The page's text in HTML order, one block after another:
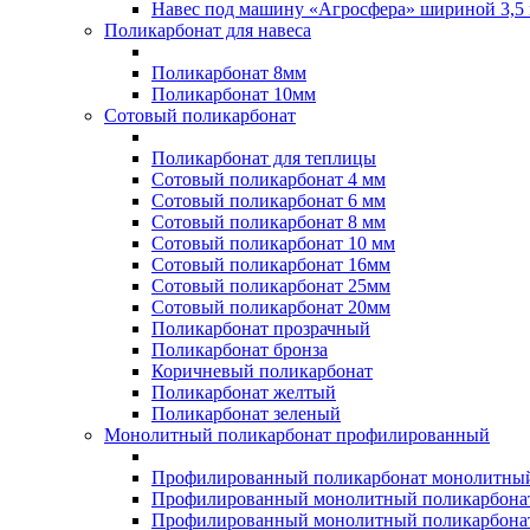
Навес под машину «Агросфера» шириной 3,5
Поликарбонат для навеса
Поликарбонат 8мм
Поликарбонат 10мм
Сотовый поликарбонат
Поликарбонат для теплицы
Сотовый поликарбонат 4 мм
Сотовый поликарбонат 6 мм
Сотовый поликарбонат 8 мм
Сотовый поликарбонат 10 мм
Сотовый поликарбонат 16мм
Сотовый поликарбонат 25мм
Сотовый поликарбонат 20мм
Поликарбонат прозрачный
Поликарбонат бронза
Коричневый поликарбонат
Поликарбонат желтый
Поликарбонат зеленый
Монолитный поликарбонат профилированный
Профилированный поликарбонат
Профилированный монолитный
Профилированный монолитный